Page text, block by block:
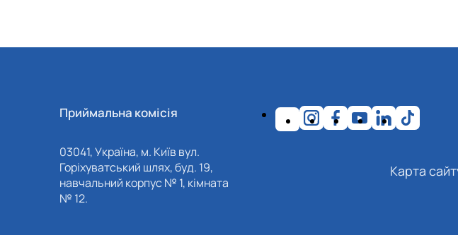
Приймальна комісія
03041, Україна, м. Київ вул.
Горіхуватський шлях, буд. 19,
навчальний корпус № 1, кімната
№ 12.
Карта